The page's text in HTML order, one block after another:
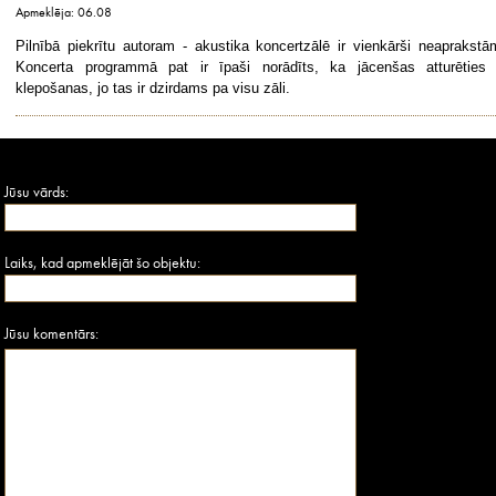
Apmeklēja: 06.08
Pilnībā piekrītu autoram - akustika koncertzālē ir vienkārši
Koncerta programmā pat ir īpaši norādīts, ka jācenšas atturēties
klepošanas, jo tas ir dzirdams pa visu zāli.
Jūsu vārds:
Laiks, kad apmeklējāt šo objektu:
Jūsu komentārs: